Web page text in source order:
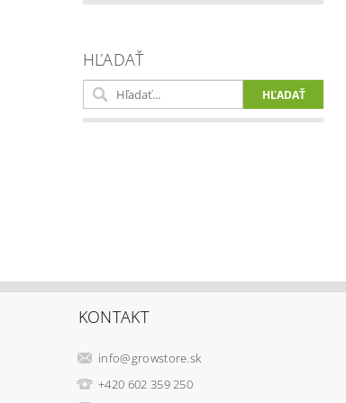
HĽADAŤ
KONTAKT
info@growstore.sk
+420 602 359 250